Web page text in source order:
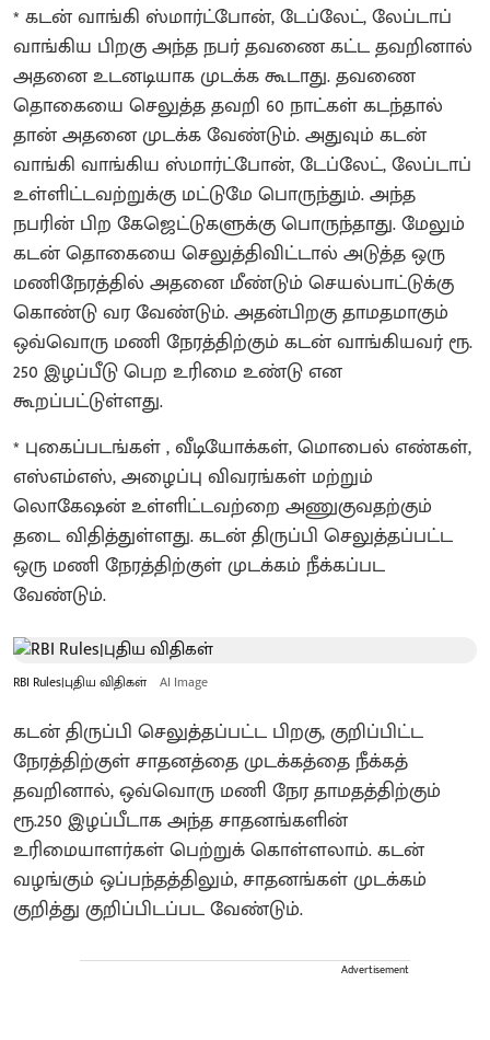
* கடன் வாங்கி ஸ்மார்ட்போன், டேப்லேட், லேப்டாப்
வாங்கிய பிறகு அந்த நபர் தவணை கட்ட தவறினால்
அதனை உடனடியாக முடக்க கூடாது. தவணை
தொகையை செலுத்த தவறி 60 நாட்கள் கடந்தால்
தான் அதனை முடக்க வேண்டும். அதுவும் கடன்
வாங்கி வாங்கிய ஸ்மார்ட்போன், டேப்லேட், லேப்டாப்
உள்ளிட்டவற்றுக்கு மட்டுமே பொருந்தும். அந்த
நபரின் பிற கேஜெட்டுகளுக்கு பொருந்தாது. மேலும்
கடன் தொகையை செலுத்திவிட்டால் அடுத்த ஒரு
மணிநேரத்தில் அதனை மீண்டும் செயல்பாட்டுக்கு
கொண்டு வர வேண்டும். அதன்பிறகு தாமதமாகும்
ஒவ்வொரு மணி நேரத்திற்கும் கடன் வாங்கியவர் ரூ.
250 இழப்பீடு பெற உரிமை உண்டு என
கூறப்பட்டுள்ளது.
* புகைப்படங்கள் , வீடியோக்கள், மொபைல் எண்கள்,
எஸ்எம்எஸ், அழைப்பு விவரங்கள் மற்றும்
லொகேஷன் உள்ளிட்டவற்றை அணுகுவதற்கும்
தடை விதித்துள்ளது. கடன் திருப்பி செலுத்தப்பட்ட
ஒரு மணி நேரத்திற்குள் முடக்கம் நீக்கப்பட
வேண்டும்.
RBI Rules|புதிய விதிகள் AI Image
கடன் திருப்பி செலுத்தப்பட்ட பிறகு, குறிப்பிட்ட
நேரத்திற்குள் சாதனத்தை முடக்கத்தை நீக்கத்
தவறினால், ஒவ்வொரு மணி நேர தாமதத்திற்கும்
ரூ.250 இழப்பீடாக அந்த சாதனங்களின்
உரிமையாளர்கள் பெற்றுக் கொள்ளலாம். கடன்
வழங்கும் ஒப்பந்தத்திலும், சாதனங்கள் முடக்கம்
குறித்து குறிப்பிடப்பட வேண்டும்.
Advertisement